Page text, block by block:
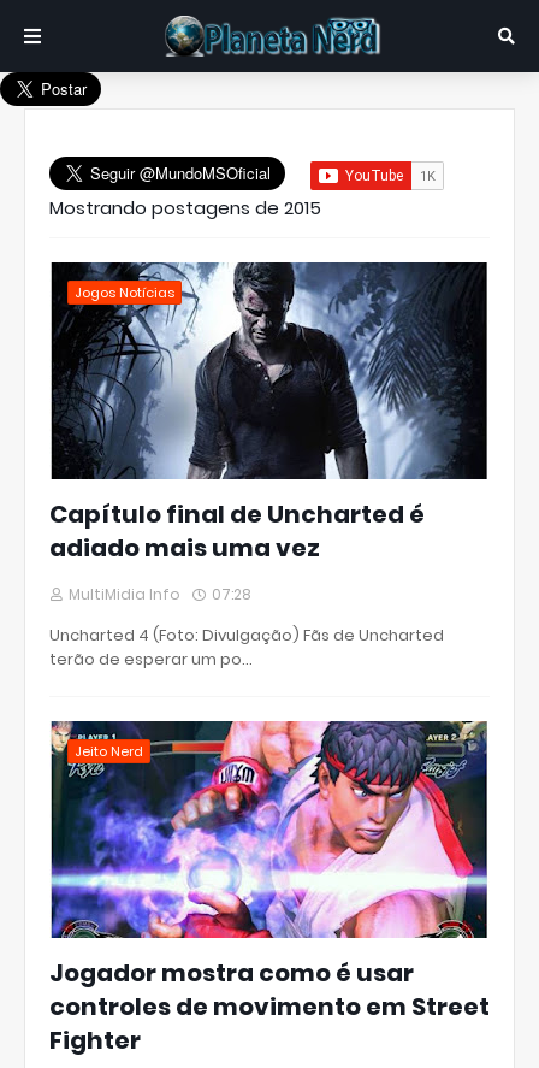
Mostrando postagens de 2015
Jogos Notícias
Capítulo final de Uncharted é
adiado mais uma vez
MultiMidia Info 07:28
Uncharted 4 (Foto: Divulgação) Fãs de Uncharted
terão de esperar um po…
Jeito Nerd
Jogador mostra como é usar
controles de movimento em Street
Fighter